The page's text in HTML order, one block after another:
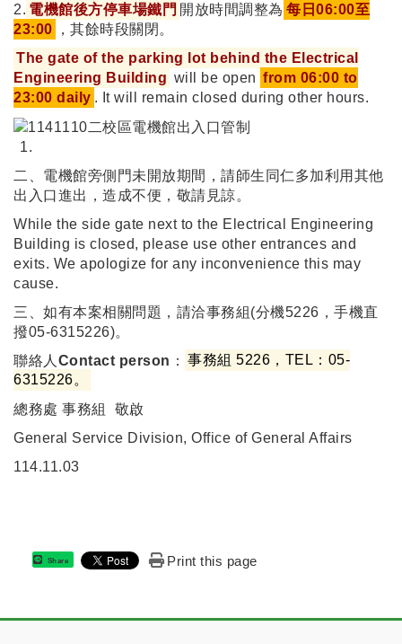
2. 電機館後方停車場鐵門 開放時間調整為 每日06:00至
23:00
，其餘時段關閉。
The gate of the parking lot behind the Electrical
Engineering Building will be open from 06:00 to
23:00 daily . It will remain closed during other hours.
二、電機館旁側門未開放期間，請師生同仁多加利用其他
出入口進出，造成不便，敬請見諒。
While the side gate next to the Electrical Engineering
Building is closed, please use other entrances and
exits. We apologize for any inconvenience this may
cause.
三、如有本案相關問題，請洽事務組(分機5226，手機直
撥05-6315226)。
聯絡人 Contact person ： 事務組 5226，TEL：05-
6315226。
總務處 事務組 敬啟
General Service Division, Office of General Affairs
114.11.03
Share Print this page